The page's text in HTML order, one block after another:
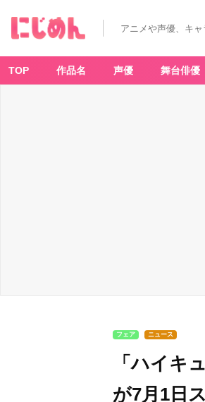
アニメや声優、キ
TOP 作品名 声優 舞台俳優
フェア ニュース
「ハイキ
が7月1日